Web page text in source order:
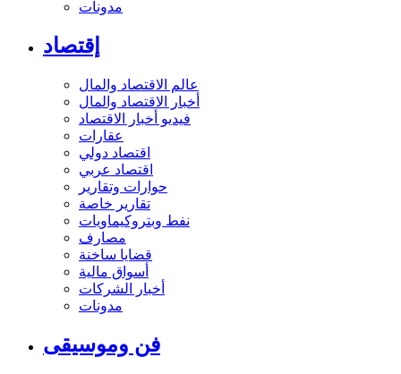
مدونات
إقتصاد
عالم الاقتصاد والمال
أخبار الاقتصاد والمال
فيديو أخبار الاقتصاد
عقارات
اقتصاد دولي
اقتصاد عربي
حوارات وتقارير
تقارير خاصة
نفط وبتروكيماويات
مصارف
قضايا ساخنة
أسواق مالية
أخبار الشركات
مدونات
فن وموسيقى